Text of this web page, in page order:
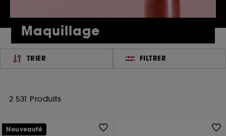
Maquillage
TRIER FILTRER
2 531 Produits
Nouveauté